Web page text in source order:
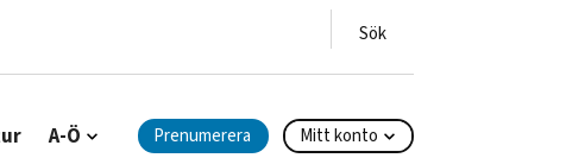
A-Ö Prenumerera Mitt konto